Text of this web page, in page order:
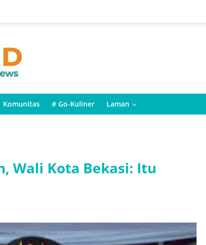
Komunitas # Go-Kuliner Laman
Wali Kota Bekasi: Itu